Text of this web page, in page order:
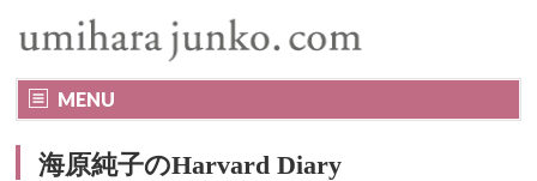
MENU
海原純子のHarvard Diary